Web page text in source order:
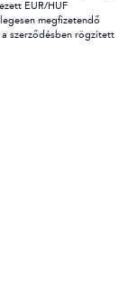
EUR/HUF
megfizetendő
a szerződésben rögzített